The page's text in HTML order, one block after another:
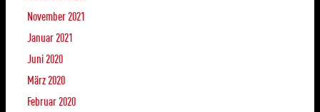
November 2021
Januar 2021
Juni 2020
März 2020
Februar 2020